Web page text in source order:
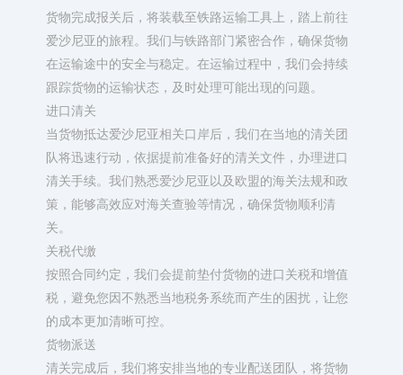
货物完成报关后，将装载至铁路运输工具上，踏上前往
爱沙尼亚的旅程。我们与铁路部门紧密合作，确保货物
在运输途中的安全与稳定。在运输过程中，我们会持续
跟踪货物的运输状态，及时处理可能出现的问题。​
进口清关​
当货物抵达爱沙尼亚相关口岸后，我们在当地的清关团
队将迅速行动，依据提前准备好的清关文件，办理进口
清关手续。我们熟悉爱沙尼亚以及欧盟的海关法规和政
策，能够高效应对海关查验等情况，确保货物顺利清
关。​
关税代缴​
按照合同约定，我们会提前垫付货物的进口关税和增值
税，避免您因不熟悉当地税务系统而产生的困扰，让您
的成本更加清晰可控。​
货物派送​
清关完成后，我们将安排当地的专业配送团队，将货物